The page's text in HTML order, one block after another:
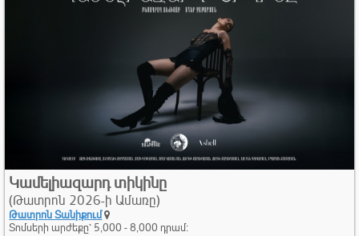
Կամելիազարդ տիկինը
(Թատրոն 2026-ի Ամառը)
Թատրոն Տանիքում
Տոմսերի արժեքը՝ 5,000 - 8,000 դրամ։